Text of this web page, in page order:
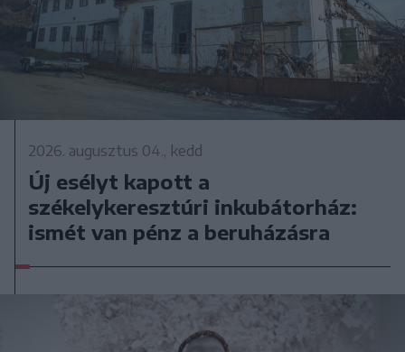
2026. augusztus 04., kedd
Új esélyt kapott a
székelykeresztúri inkubátorház:
ismét van pénz a beruházásra